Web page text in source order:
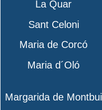
La Quar
Sant Celoni
Maria de Corcó
Maria d´Oló
Margarida de Montbui